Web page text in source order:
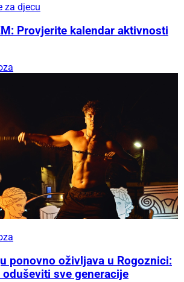
za djecu
Provjerite kalendar aktivnosti
ponovno oživljava u Rogoznici:
sve generacije